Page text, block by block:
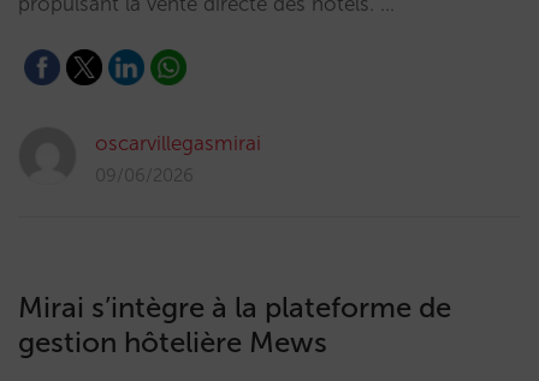
oscarvillegasmirai
09/06/2026
Mirai s’intègre à la plateforme de
gestion hôtelière Mews